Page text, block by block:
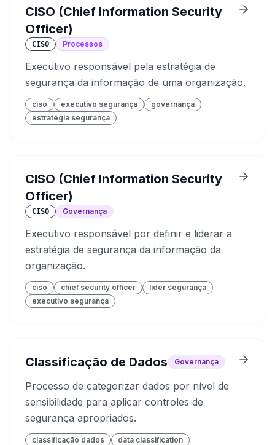
CISO (Chief Information Security
Officer)
CISO Processos
Executivo responsável pela estratégia de
segurança da informação de uma organização.
ciso executivo segurança
governança
estratégia segurança
CISO (Chief Information Security
Officer)
CISO Governança
Executivo responsável por definir e liderar a
estratégia de segurança da informação da
organização.
ciso chief security officer
líder segurança
executivo segurança
Classificação de Dados Governança
Processo de categorizar dados por nível de
sensibilidade para aplicar controles de
segurança apropriados.
classificação dados
data classification